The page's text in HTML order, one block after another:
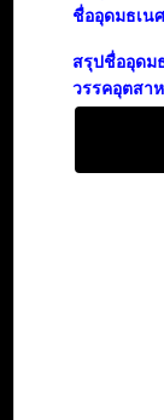
ชื่ออุดมธเน
สรุปชื่ออุดม
วรรคอุตสา